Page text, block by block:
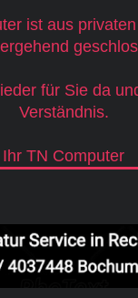
ist aus
für Sie da
Verständnis.
Ihr TN Computer